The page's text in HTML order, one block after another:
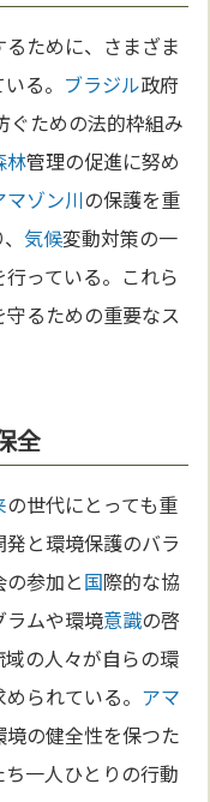
ために、さまざま
る。 ブラジル政府
ぐための法的枠組み
林管理の促進に努め
マゾン川の保護を重
、気候変動対策の一
行っている。これら
守るための重要なス
全
の世代にとっても重
と環境保護のバラ
参加と国際的な協
ラムや環境意識の啓
域の人々が自らの環
られている。 アマ
境の健全性を保つた
一人ひとりの行動